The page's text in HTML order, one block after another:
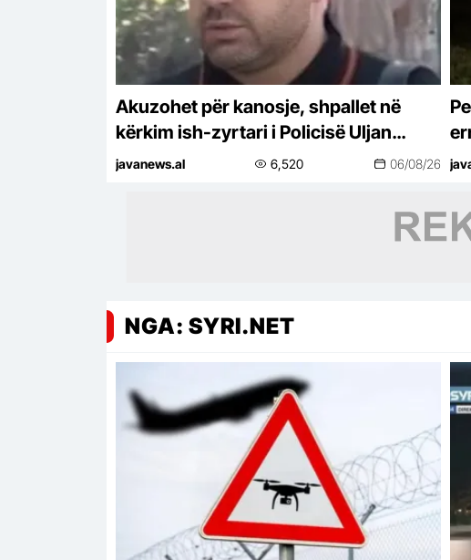
Akuzohet për kanosje, shpallet në
kërkim ish-zyrtari i Policisë Uljan
Shpataraku
javanews.al 6,520 06/08/26
NGA: SYRI.NET